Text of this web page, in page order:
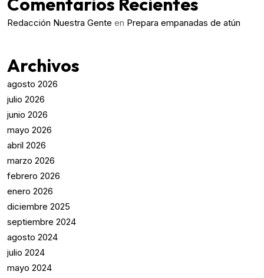
Redacción Nuestra Gente en Prepara empanadas de atún
Archivos
agosto 2026
julio 2026
junio 2026
mayo 2026
abril 2026
marzo 2026
febrero 2026
enero 2026
diciembre 2025
septiembre 2024
agosto 2024
julio 2024
mayo 2024